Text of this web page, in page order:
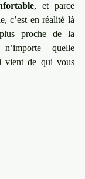
, et parce
c’est en réalité là
quelle
vient de qui vous